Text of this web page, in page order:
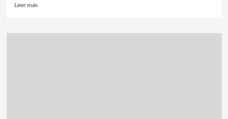
Leer más